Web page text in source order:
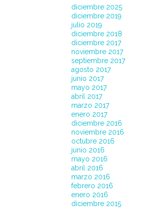
diciembre 2025
diciembre 2019
julio 2019
diciembre 2018
diciembre 2017
noviembre 2017
septiembre 2017
agosto 2017
junio 2017
mayo 2017
abril 2017
marzo 2017
enero 2017
diciembre 2016
noviembre 2016
octubre 2016
junio 2016
mayo 2016
abril 2016
marzo 2016
febrero 2016
enero 2016
diciembre 2015